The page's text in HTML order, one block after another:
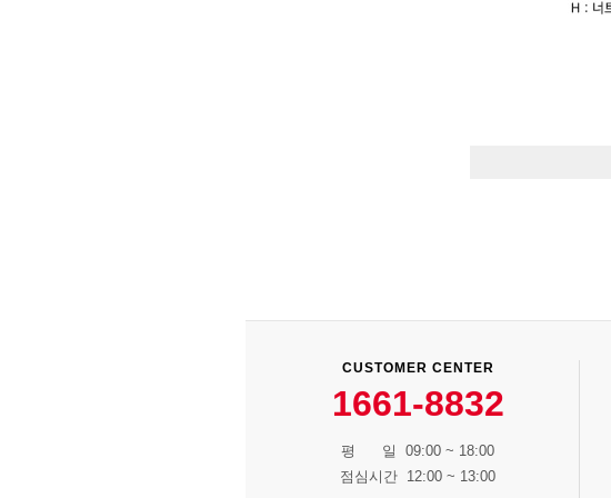
CUSTOMER CENTER
1661-8832
평 일 09:00 ~ 18:00
점심시간 12:00 ~ 13:00